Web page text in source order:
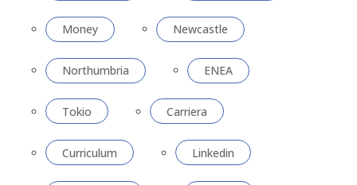
Money Newcastle
Northumbria ENEA
Tokio Carriera
Curriculum Linkedin